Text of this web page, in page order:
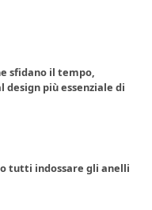
sfidano il tempo,
design più essenziale di
tutti indossare gli anelli